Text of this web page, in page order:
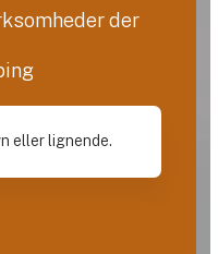
der
lignende.